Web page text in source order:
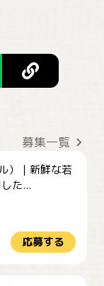
募集一覧
）｜新鮮な若
た...
応募する